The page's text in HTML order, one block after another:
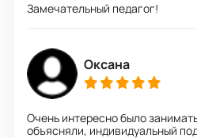
Замечательный педагог!
Оксана
Очень интересно было
объясняли, индивидуальный